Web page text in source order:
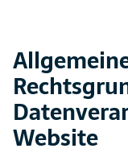
Website